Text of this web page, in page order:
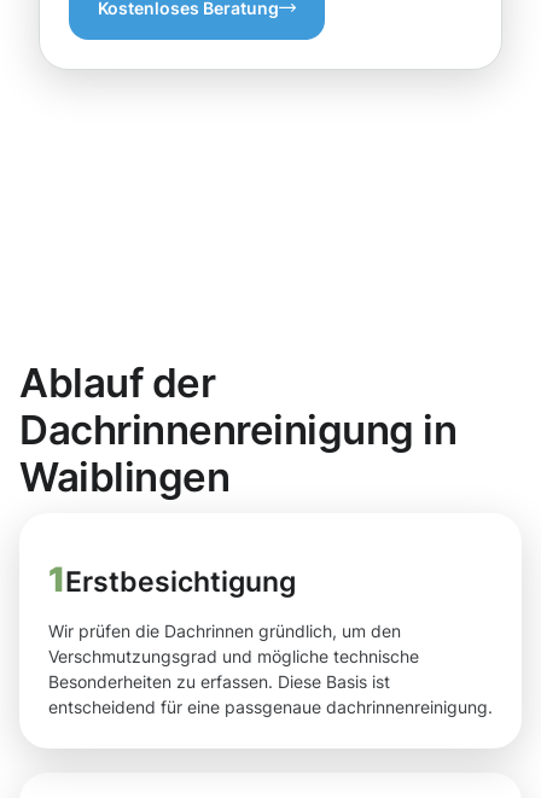
Kostenloses Beratung
Ablauf der
Dachrinnenreinigung in
Waiblingen
1Erstbesichtigung
Wir prüfen die Dachrinnen gründlich, um den
Verschmutzungsgrad und mögliche technische
Besonderheiten zu erfassen. Diese Basis ist
entscheidend für eine passgenaue dachrinnenreinigung.